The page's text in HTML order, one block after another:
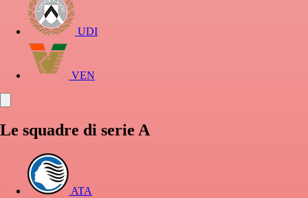
UDI
VEN
Le squadre di serie A
ATA